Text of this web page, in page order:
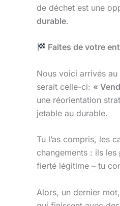
de déchet est une
durable.
Faites de votre
Nous voici arrivés
serait celle-ci: «
une réorientation
jetable au durable.
Tu l’as compris, les
changements : ils
fierté légitime – tu
Alors, un dernier